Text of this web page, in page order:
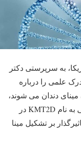
به سرپرستی دکتر
علمی را درباره
دندان می شوند،
عمیق تر کنند. این تیم با خاموش کردن ژنی به نام KMT2D در
بر تشکیل مینا